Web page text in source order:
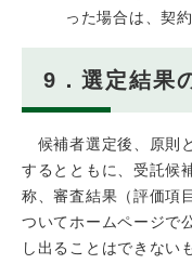
った場合は、契
9．選定結果
候補者選定後、原則
するとともに、受託候
称、審査結果（評価項
ついてホームページで
し出ることはできない